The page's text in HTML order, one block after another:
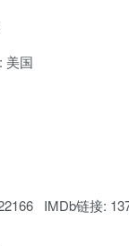
美国
IMDb链接: